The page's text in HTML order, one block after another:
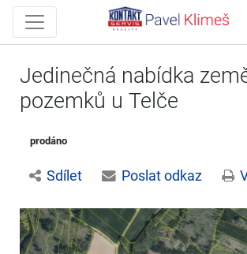
Jedinečná nabídka
pozemků u Telče
prodáno
Sdílet Poslat odkaz